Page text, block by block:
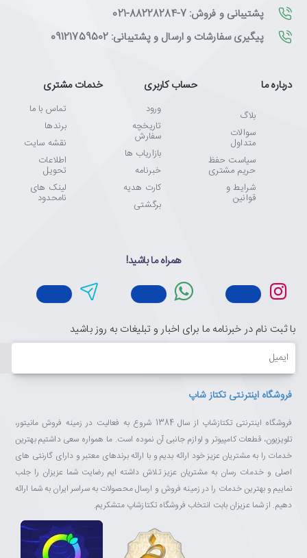
پشتیبانی و فروش: 7-88228284-021
پیگیری سفارشات و ارسال و پشتیبانی: 09121759502
درباره ما
بلاگ
سوالات
متداول
سیاست حفظ
حریم مشتری
شرایط و
قوانین
حساب کاربری
ورود
تاریخچه
سفارش
بازاریاب ها
خبرنامه
کارت هدیه
برگشتی
خدمات مشتری
تماس با ما
برندها
نقشه سایت
اطلاعات
تحویل
لینک های
نامحدود
همراه ما باشید!
با ثبت نام در خبرنامه ما برای اخبار و تبلیغات به روز باشید
ایمیل
فروشگاه اینترنتی تکتاز شاپ
فروشگاه اینترنتی تکتازشاپ از سال 1384 شروع به فعالیت در زمینه فروش مانیتور،
تلویزیون، قطعات کامپیوتر و لوازم جانبی آن نموده است. ما همواره سعی داشتیم بهترین
خدمات را به مشتریان عزیز خود ارائه بدیم و با ارائه برندهای معتبر و دارای گارنتی های
اصلی و خدمات رسان به مشتریان عزیز تلاش داشته ایم رضایت شما عزیزان را جلب
نماییم و بهترین خدمات را در زمینه فروش و ارسال محصولات به سراسر ایران به شما ارائه
دهیم. از شما عزیزان بابت انتخاب فروشگاه تکتازشاپ متشکریم.